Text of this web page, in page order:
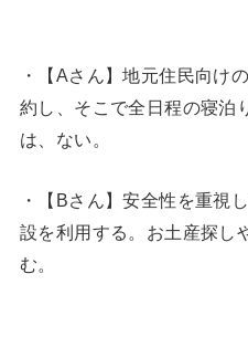
・【Aさん】地元住民向け
約し、そこで全日程の寝泊
は、ない。
・【Bさん】安全性を重視
設を利用する。お土産探し
む。